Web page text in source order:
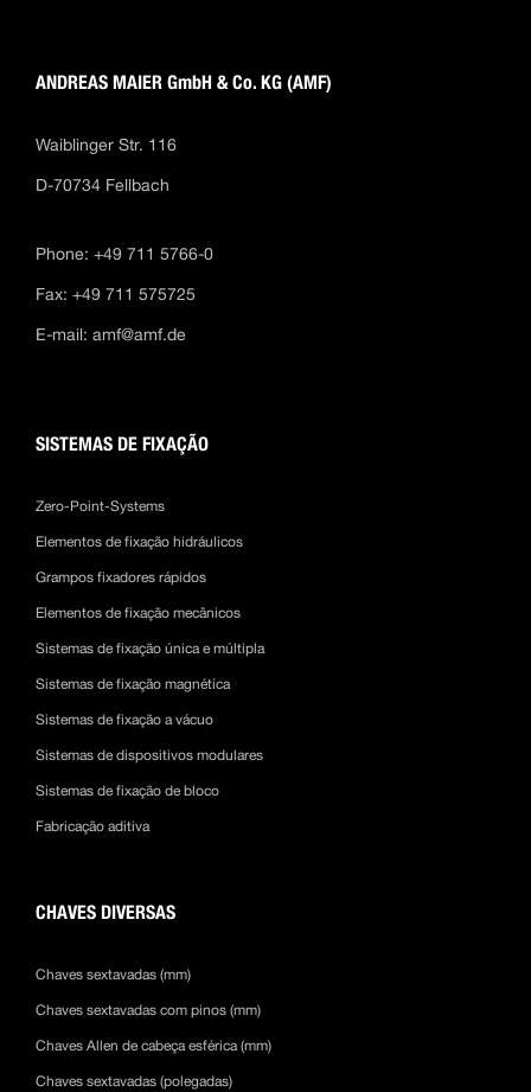
ANDREAS MAIER GmbH & Co. KG (AMF)
Waiblinger Str. 116
D-70734 Fellbach
Phone: +49 711 5766-0
Fax: +49 711 575725
E-mail: amf@amf.de
SISTEMAS DE FIXAÇÃO
Zero-Point-Systems
Elementos de fixação hidráulicos
Grampos fixadores rápidos
Elementos de fixação mecânicos
Sistemas de fixação única e múltipla
Sistemas de fixação magnética
Sistemas de fixação a vácuo
Sistemas de dispositivos modulares
Sistemas de fixação de bloco
Fabricação aditiva
CHAVES DIVERSAS
Chaves sextavadas (mm)
Chaves sextavadas com pinos (mm)
Chaves Allen de cabeça esférica (mm)
Chaves sextavadas (polegadas)